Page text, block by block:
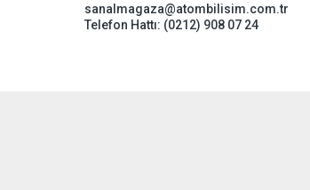
sanalmagaza@atombilisim.com.tr
Telefon Hattı: (0212) 908 07 24